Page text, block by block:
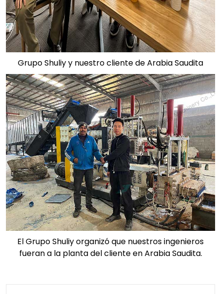
Grupo Shuliy y nuestro cliente de Arabia Saudita
El Grupo Shuliy organizó que nuestros ingenieros
fueran a la planta del cliente en Arabia Saudita.